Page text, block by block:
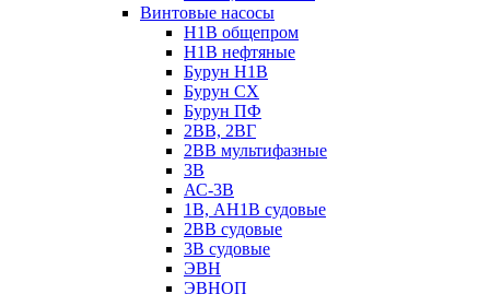
Винтовые насосы
Н1В общепром
Н1В нефтяные
Бурун Н1В
Бурун СХ
Бурун ПФ
2ВВ, 2ВГ
2ВВ мультифазные
3В
АС-3В
1В, АН1В судовые
2ВВ судовые
3В судовые
ЭВН
ЭВНОП